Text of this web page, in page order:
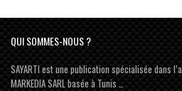
QUI SOMMES-NOUS ?
SAYARTI est une publication spécialisée dans
MARKEDIA SARL basée à Tunis …